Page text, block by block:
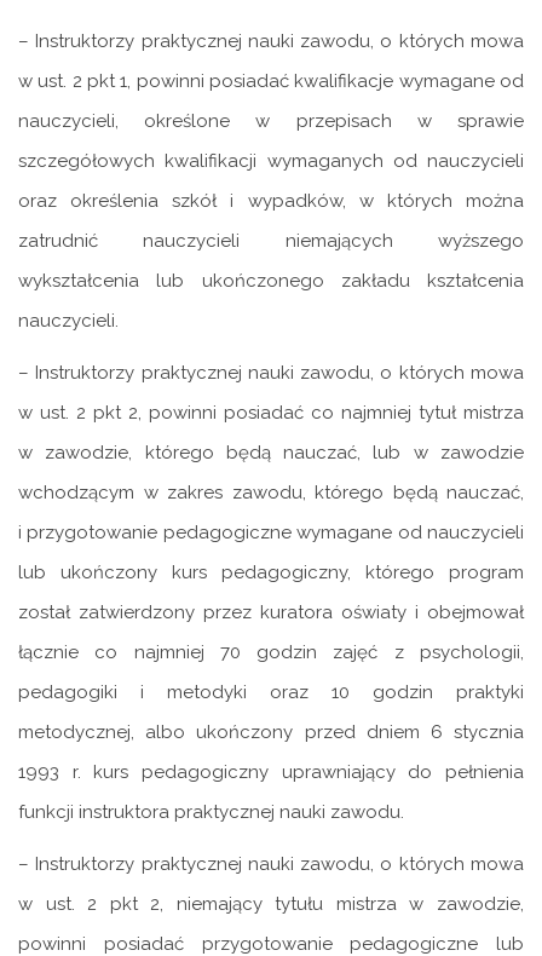
– Instruktorzy praktycznej nauki zawodu, o których mowa
w ust. 2 pkt 1, powinni posiadać kwalifikacje wymagane od
nauczycieli, określone w przepisach w sprawie
szczegółowych kwalifikacji wymaganych od nauczycieli
oraz określenia szkół i wypadków, w których można
zatrudnić nauczycieli niemających wyższego
wykształcenia lub ukończonego zakładu kształcenia
nauczycieli.
– Instruktorzy praktycznej nauki zawodu, o których mowa
w ust. 2 pkt 2, powinni posiadać co najmniej tytuł mistrza
w zawodzie, którego będą nauczać, lub w zawodzie
wchodzącym w zakres zawodu, którego będą nauczać,
i przygotowanie pedagogiczne wymagane od nauczycieli
lub ukończony kurs pedagogiczny, którego program
został zatwierdzony przez kuratora oświaty i obejmował
łącznie co najmniej 70 godzin zajęć z psychologii,
pedagogiki i metodyki oraz 10 godzin praktyki
metodycznej, albo ukończony przed dniem 6 stycznia
1993 r. kurs pedagogiczny uprawniający do pełnienia
funkcji instruktora praktycznej nauki zawodu.
– Instruktorzy praktycznej nauki zawodu, o których mowa
w ust. 2 pkt 2, niemający tytułu mistrza w zawodzie,
powinni posiadać przygotowanie pedagogiczne lub